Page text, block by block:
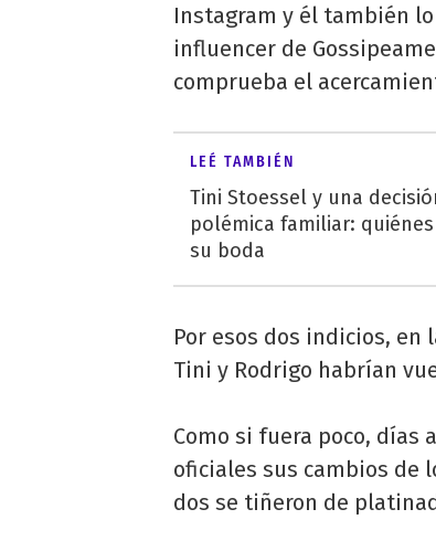
Instagram y él también
influencer de
comprueba el
LEÉ TAMBIÉN
Tini Stoessel y una
polémica familiar:
su boda
Por esos dos indicios, en
Tini y Rodrigo habrían
Como si fuera poco, días
oficiales sus cambios de
dos se tiñeron de